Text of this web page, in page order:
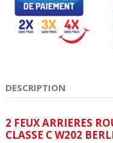
DESCRIPTION
2 FEUX ARRIERES
CLASSE C W202